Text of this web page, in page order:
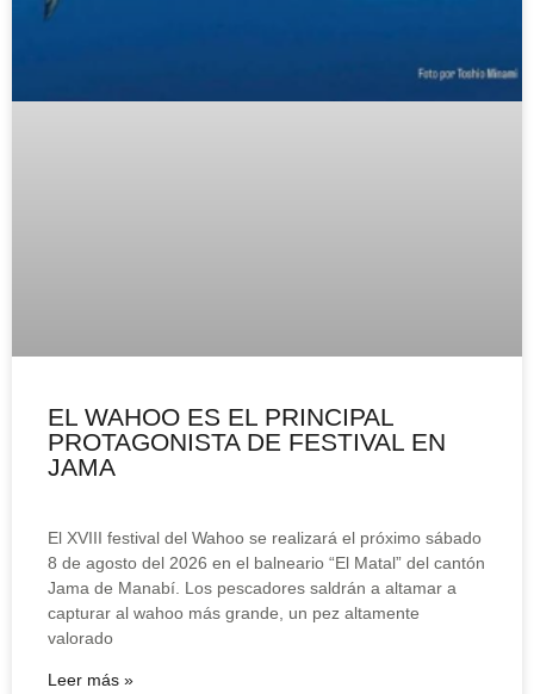
EL WAHOO ES EL PRINCIPAL
PROTAGONISTA DE FESTIVAL EN
JAMA
El XVIII festival del Wahoo se realizará el próximo sábado
8 de agosto del 2026 en el balneario “El Matal” del cantón
Jama de Manabí. Los pescadores saldrán a altamar a
capturar al wahoo más grande, un pez altamente
valorado
Leer más »